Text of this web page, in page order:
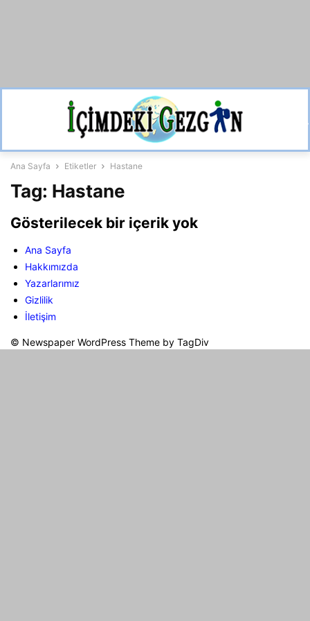
Ana Sayfa Etiketler Hastane
Tag: Hastane
Gösterilecek bir içerik yok
Ana Sayfa
Hakkımızda
Yazarlarımız
Gizlilik
İletişim
© Newspaper WordPress Theme by TagDiv